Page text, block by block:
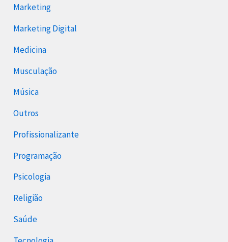
Marketing
Marketing Digital
Medicina
Musculação
Música
Outros
Profissionalizante
Programação
Psicologia
Religião
Saúde